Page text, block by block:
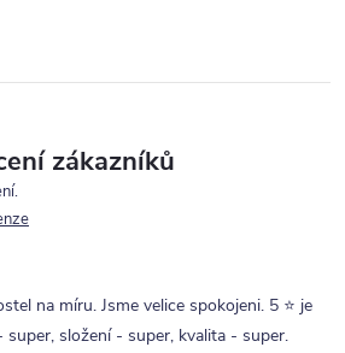
zákazníků
na míru. Jsme velice spokojeni. 5 ⭐ je
super, složení - super, kvalita - super.